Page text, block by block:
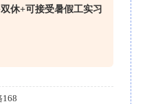
休+可接受暑假工实习
168